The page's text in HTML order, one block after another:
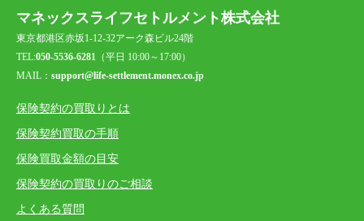
マネックスライフセトルメント株式会社
東京都港区赤坂1-12-32アーク森ビル24階
TEL:050-5536-6281
（平日 10:00～17:00）
MAIL： support@life-settlement.monex.co.jp
保険契約の買取りとは
保険契約買取の手順
保険買取金額の目安
保険契約の買取りのご相談
よくある質問